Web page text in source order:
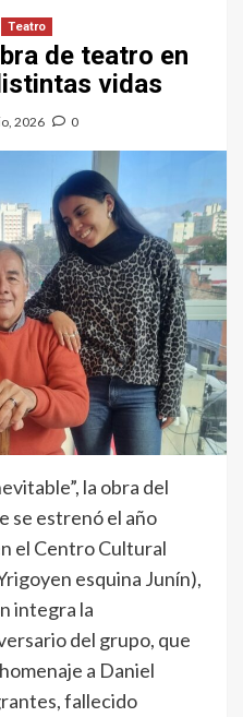
Teatro
de teatro en
vidas
2026 0
la obra del
se estrenó el año
el Centro Cultural
esquina Junín),
integra la
del grupo, que
a Daniel
fallecido